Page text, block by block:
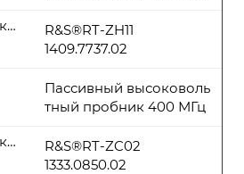
R&S®RT-ZH11
1409.7737.02
Опция и номер заказа
Пассивный высоковоль
тный пробник 400 МГц
R&S®RT-ZC02
1333.0850.02
Опция и номер заказа